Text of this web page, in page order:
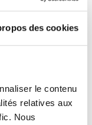
des cookies
le contenu
relatives aux
Nous
le
certains produits, il